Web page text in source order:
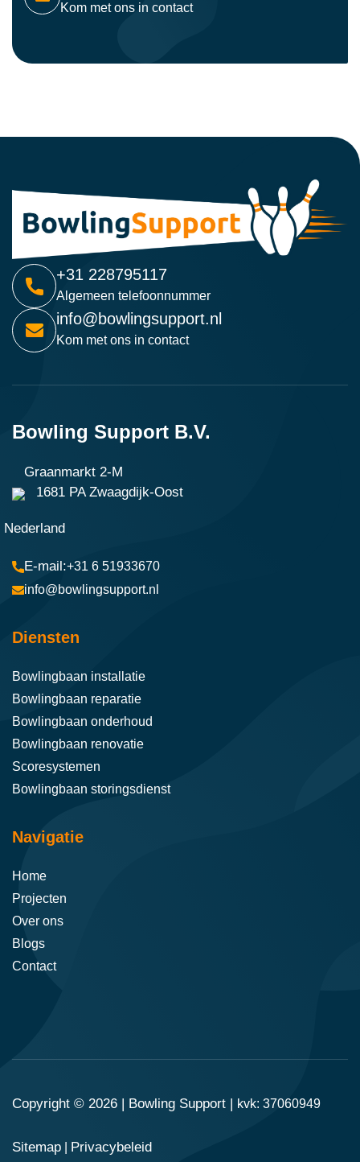
Kom met ons in contact
+31 228795117
Algemeen telefoonnummer
info@bowlingsupport.nl
Kom met ons in contact
Bowling Support B.V.
Graanmarkt 2-M
1681 PA Zwaagdijk-Oost
Nederland
+31 6 51933670
info@bowlingsupport.nl
Diensten
Bowlingbaan installatie
Bowlingbaan reparatie
Bowlingbaan onderhoud
Bowlingbaan renovatie
Scoresystemen
Bowlingbaan storingsdienst
Navigatie
Home
Projecten
Over ons
Blogs
Contact
Copyright © 2026 | Bowling Support kvk: 37060949
Sitemap Privacybeleid